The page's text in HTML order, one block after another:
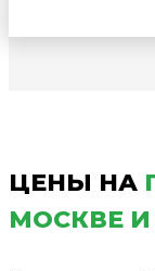
ЦЕНЫ НА
МОСКВЕ